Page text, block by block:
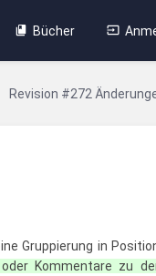
Bücher
Revision #272
Gruppierung in
oder Kommentare zu